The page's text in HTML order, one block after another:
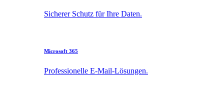
Sicherer Schutz für Ihre Daten.
Microsoft 365
Professionelle E-Mail-Lösungen.